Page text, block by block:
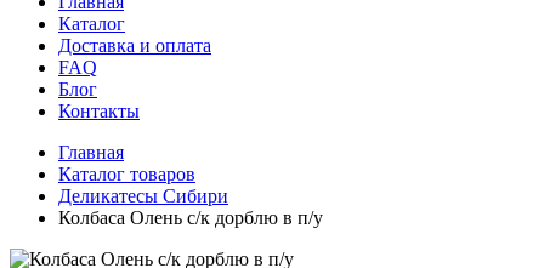
Каталог
Доставка и оплата
FAQ
Блог
Контакты
Главная
Каталог товаров
Деликатесы Сибири
Колбаса Олень с/к дорблю в п/у